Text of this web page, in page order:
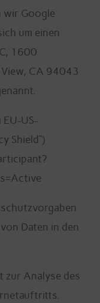
wir Google
um einen
1600
CA 94043
US-
Shield“)
Daten in den
zur Analyse des